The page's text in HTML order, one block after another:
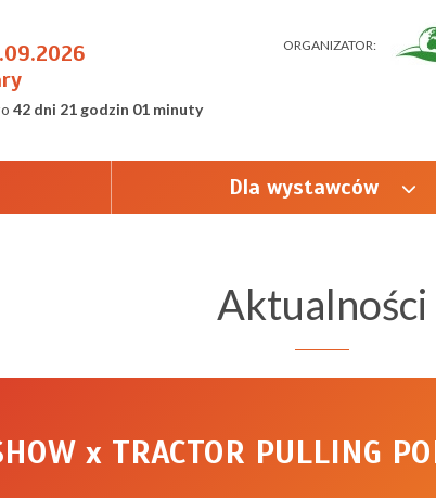
42 dni 21 godzin 01 minuty
ORGANIZATOR:
Dla wystawców
Aktualności
x TRACTOR PULLING